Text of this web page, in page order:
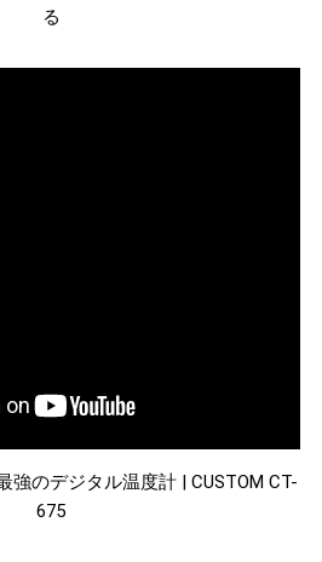
る
強のデジタル温度計 | CUSTOM CT-
675